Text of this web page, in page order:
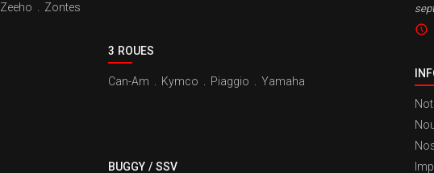
Zeeho Zontes
3 ROUES
Can-Am Kymco Piaggio Yamaha
BUGGY / SSV